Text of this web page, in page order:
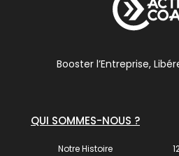
Booster l’Entreprise,
QUI SOMMES-NOUS ?
Notre Histoire